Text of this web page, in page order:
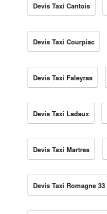
Devis Taxi Cantois
Devis Taxi Courpiac
Devis Taxi Faleyras
Devis Taxi Ladaux
Devis Taxi Martres
Devis Taxi Romagne 33